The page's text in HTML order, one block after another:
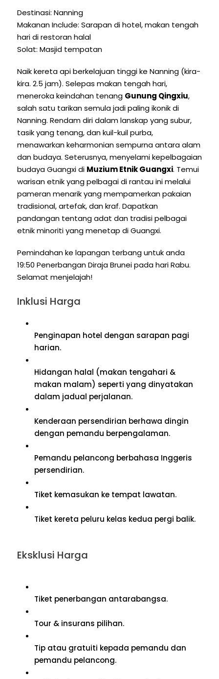
Destinasi: Nanning
Makanan Include: Sarapan di hotel, makan tengah
hari di restoran halal
Solat: Masjid tempatan
Naik kereta api berkelajuan tinggi ke Nanning (kira-
kira. 2.5 jam). Selepas makan tengah hari,
meneroka keindahan tenang Gunung Qingxiu,
salah satu tarikan semula jadi paling ikonik di
Nanning. Rendam diri dalam lanskap yang subur,
tasik yang tenang, dan kuil-kuil purba,
menawarkan keharmonian sempurna antara alam
dan budaya. Seterusnya, menyelami kepelbagaian
budaya Guangxi di Muzium Etnik Guangxi. Temui
warisan etnik yang pelbagai di rantau ini melalui
pameran menarik yang mempamerkan pakaian
tradisional, artefak, dan kraf. Dapatkan
pandangan tentang adat dan tradisi pelbagai
etnik minoriti yang menetap di Guangxi.
Pemindahan ke lapangan terbang untuk anda
19:50 Penerbangan Diraja Brunei pada hari Rabu.
Selamat menjelajah!
Inklusi Harga
Penginapan hotel dengan sarapan pagi
harian.
Hidangan halal (makan tengahari &
makan malam) seperti yang dinyatakan
dalam jadual perjalanan.
Kenderaan persendirian berhawa dingin
dengan pemandu berpengalaman.
Pemandu pelancong berbahasa Inggeris
persendirian.
Tiket kemasukan ke tempat lawatan.
Tiket kereta peluru kelas kedua pergi balik.
Eksklusi Harga
Tiket penerbangan antarabangsa.
Tour & insurans pilihan.
Tip atau gratuiti kepada pemandu dan
pemandu pelancong.